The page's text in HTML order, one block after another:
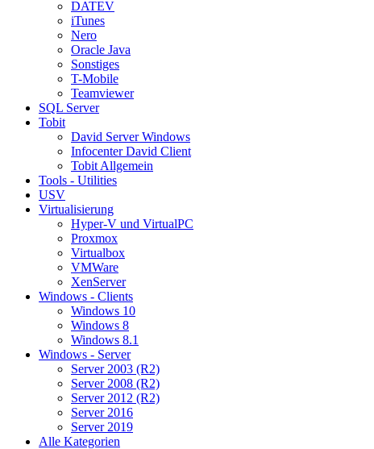
DATEV
iTunes
Nero
Oracle Java
Sonstiges
T-Mobile
Teamviewer
SQL Server
Tobit
David Server Windows
Infocenter David Client
Tobit Allgemein
Tools - Utilities
USV
Virtualisierung
Hyper-V und VirtualPC
Proxmox
Virtualbox
VMWare
XenServer
Windows - Clients
Windows 10
Windows 8
Windows 8.1
Windows - Server
Server 2003 (R2)
Server 2008 (R2)
Server 2012 (R2)
Server 2016
Server 2019
Alle Kategorien